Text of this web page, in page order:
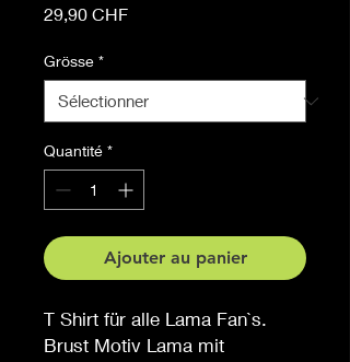
29,90 CHFPrix
Grösse *
Quantité *
Ajouter au panier
T Shirt für alle Lama Fan`s.
Brust Motiv Lama mit